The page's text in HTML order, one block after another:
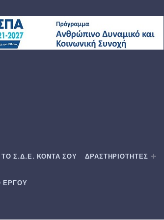
ΤΟ Σ.Δ.Ε. ΚΟΝΤΑ ΣΟΥ ΔΡΑΣΤΗΡΙΟΤΗΤΕΣ
ΕΡΓΟΥ